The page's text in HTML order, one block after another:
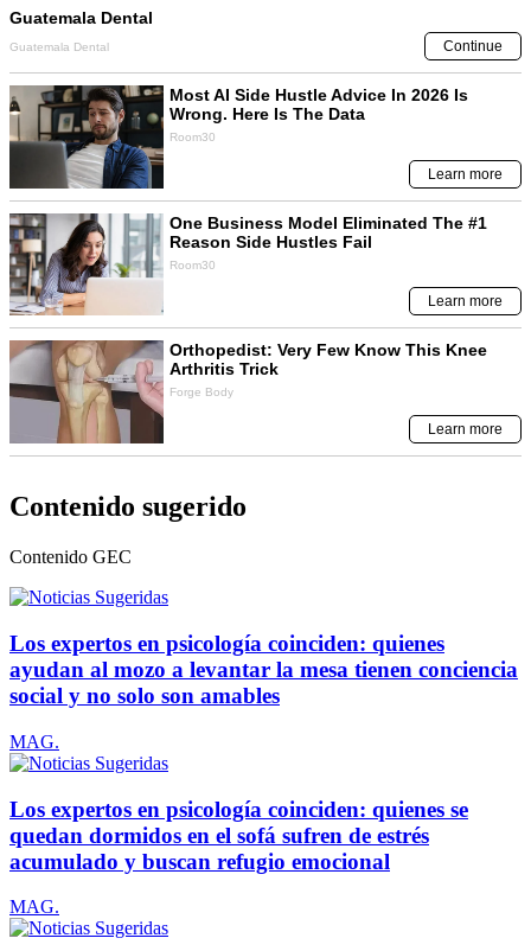
Contenido sugerido
Contenido GEC
Los expertos en psicología coinciden: quienes
ayudan al mozo a levantar la mesa tienen conciencia
social y no solo son amables
MAG.
Los expertos en psicología coinciden: quienes se
quedan dormidos en el sofá sufren de estrés
acumulado y buscan refugio emocional
MAG.